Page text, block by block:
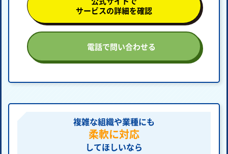
サービスの詳細を確認
電話で問い合わせる
複雑な組織や業種にも
柔軟に対応
してほしいなら